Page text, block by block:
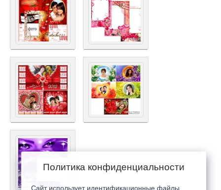
Политика конфиденциальности
Сайт использует идентификационные файлы